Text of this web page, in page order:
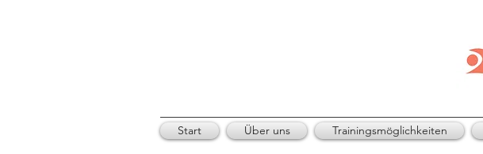
Start Über uns Trainingsmöglichkeiten